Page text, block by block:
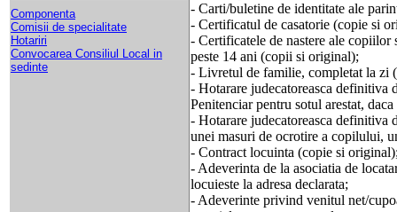
Componenta
Comisii de specialitate
Hotariri
Convocarea Consiliul Local in
sedinte
- Carti/buletine de identitate ale
- Certificatul de casatorie (copie si
- Certificatele de nastere ale
peste 14 ani (copii si original);
- Livretul de familie, completat la zi
- Hotarare judecatoreasca definitiva
Penitenciar pentru sotul arestat,
- Hotarare judecatoreasca definitiva
unei masuri de ocrotire a copilului,
- Contract locuinta (copie si
- Adeverinta de la asociatia de
locuieste la adresa declarata;
- Adeverinte privind venitul net/